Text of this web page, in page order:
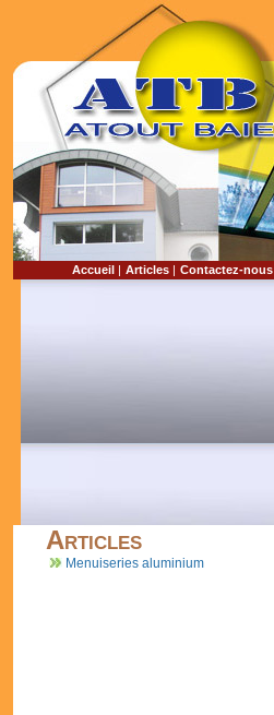
Accueil | Articles | Contactez-nous
Articles
Menuiseries aluminium